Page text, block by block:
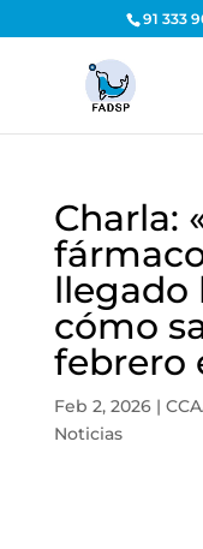
91 333
Charla:
llegado
cómo
febrero
Feb 2, 2026|
Noticias